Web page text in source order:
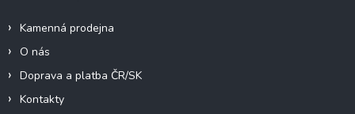
Kamenná prodejna
O nás
Doprava a platba ČR/SK
Kontakty